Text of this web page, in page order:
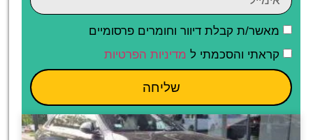
מאשר/ת קבלת דיוור וחומרים פרסומיים
קראתי והסכמתי ל מדיניות הפרטיות
שליחה